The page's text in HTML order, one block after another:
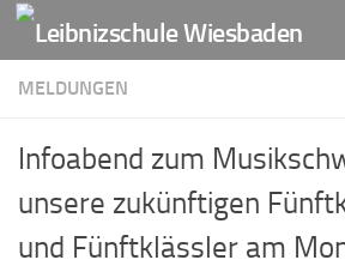
Zum Inhalt springen
MELDUNGEN
Infoabend zum
unsere zukünftigen
und Fünftklässler am